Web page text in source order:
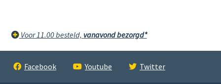
Voor 11.00 besteld, vanavond bezorgd*
Facebook Youtube Twitter